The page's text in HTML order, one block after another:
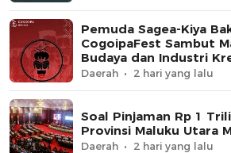
Pemuda Sagea-Kiya
CogoipaFest Sambut
Budaya dan Industri
Daerah 2 hari yang lalu
Soal Pinjaman Rp 1
Provinsi Maluku Utara
Daerah 2 hari yang lalu